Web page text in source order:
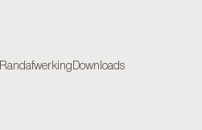
Randafwerking Downloads